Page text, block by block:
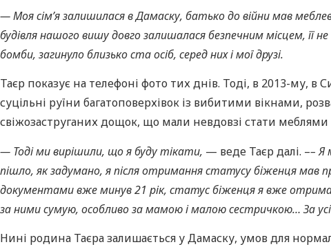
— Моя сім’я залишилася в Дамаску, батько до війни мав
будівля нашого вишу довго залишалася безпечним місцем, її
бомби, загинуло близько ста осіб, серед них і мої друзі.
Таєр показує на телефоні фото тих днів. Тоді, в 2013-му, в
суцільні руїни багатоповерхівок із вибитими вікнами,
свіжозаструганих дощок, що мали невдовзі стати
— Тоді ми вирішили, що я буду тікати, — веде Таєр далі. –– Я
пішло, як задумано, я після отримання статусу біженця мав
документами вже минув 21 рік, статус біженця я вже
за ними сумую, особливо за мамою і малою сестричкою… За
Нині родина Таєра залишається у Дамаску, умов для